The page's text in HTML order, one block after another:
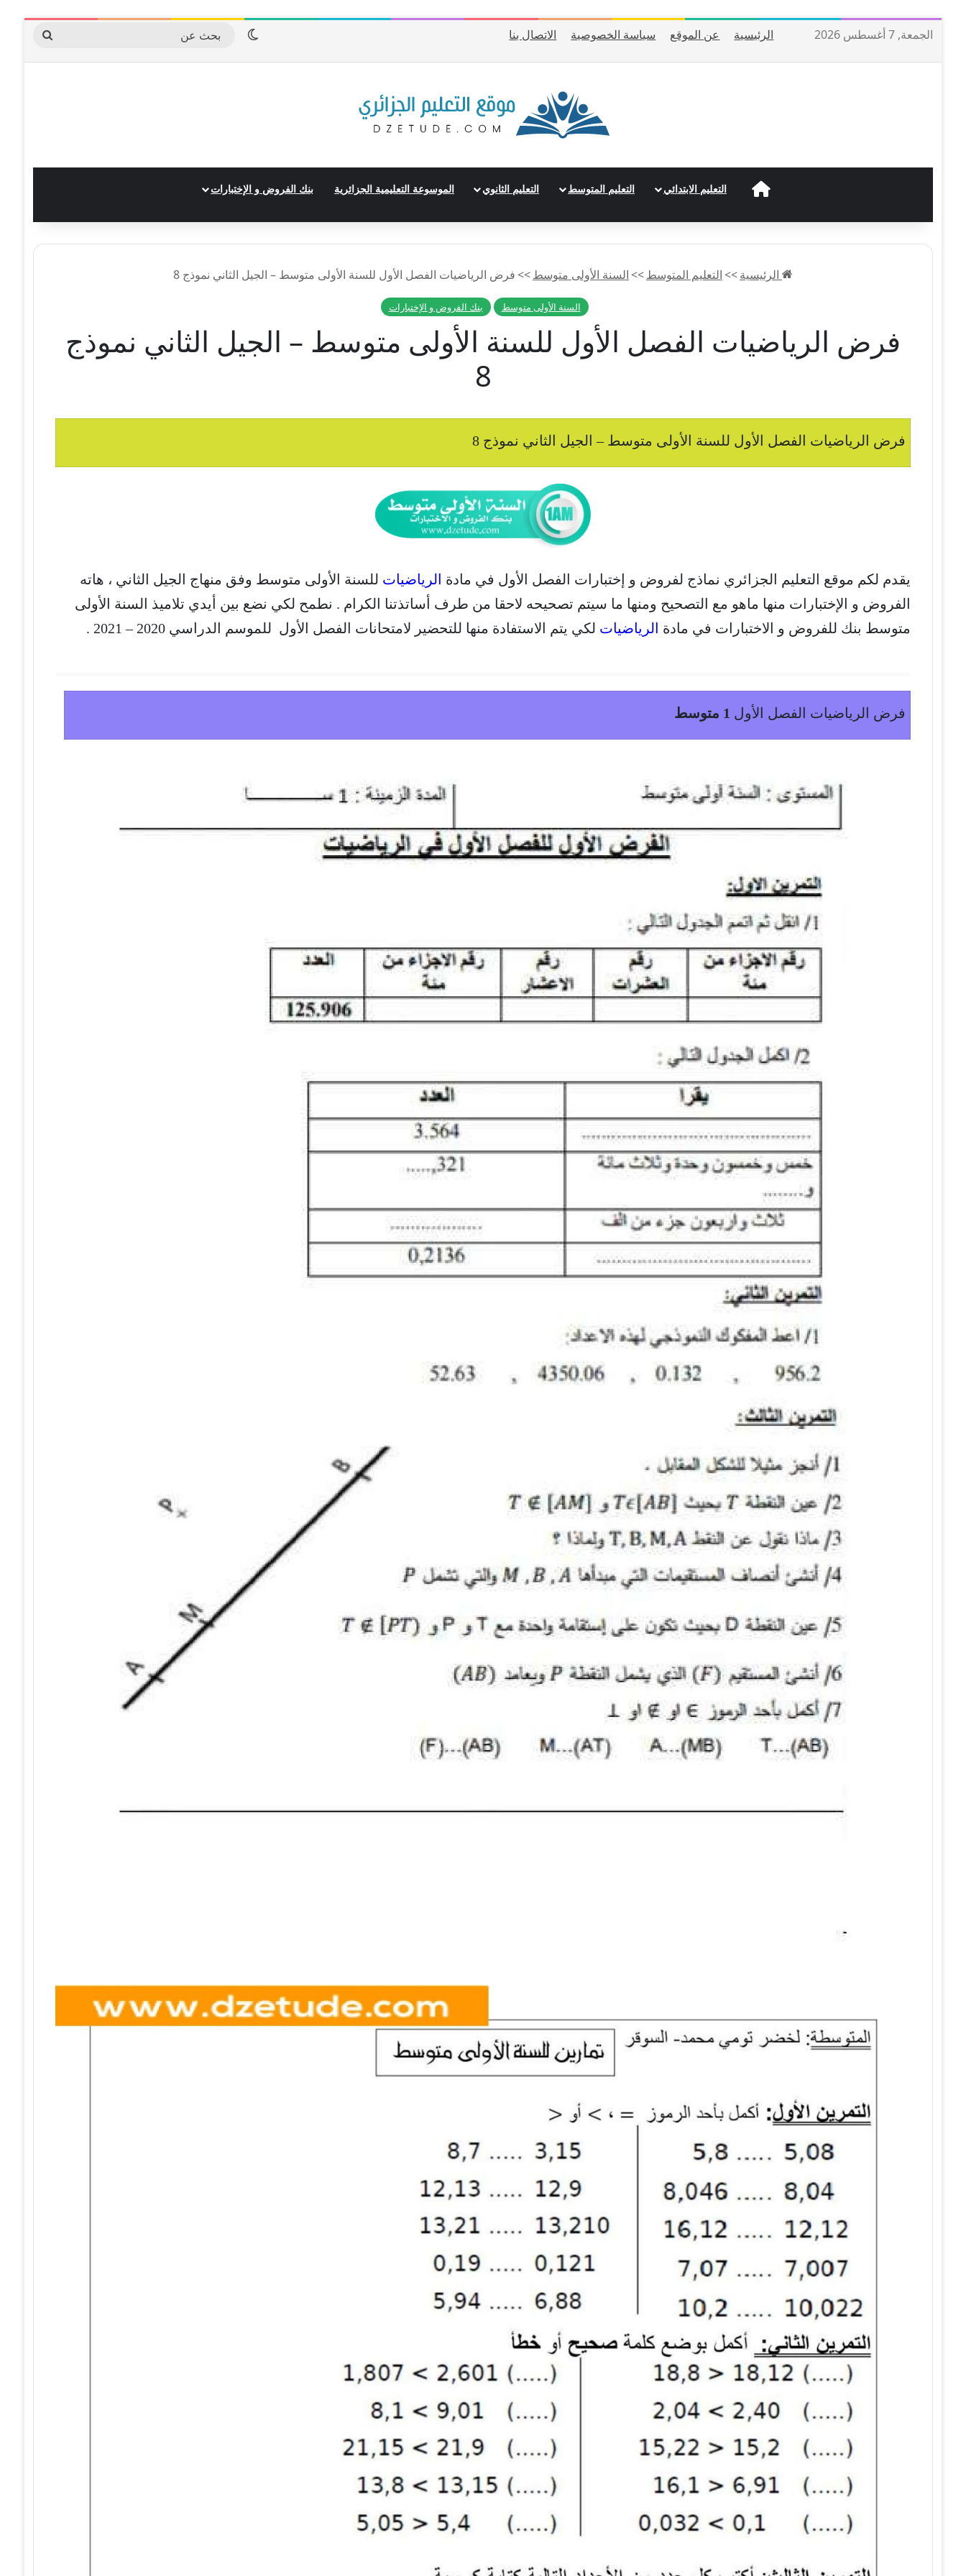
الجمعة, 7 أغسطس 2026 الرئيسية عن الموقع سياسة الخصوصية الاتصال بنا الوضع المظلم
بحث
عن
الرئيسيةالتعليم الابتدائي التعليم المتوسط التعليم الثانوي الموسوعة التعليمية الجزائرية بنك الفروض و الإختبارات
الرئيسية>>التعليم المتوسط>>السنة الأولى متوسط>>فرض الرياضيات الفصل الأول للسنة الأولى متوسط – الجيل الثاني نموذج 8
السنة الأولى متوسط بنك الفروض و الإختبارات
فرض الرياضيات الفصل الأول للسنة الأولى متوسط – الجيل الثاني نموذج
8
فرض الرياضيات الفصل الأول للسنة الأولى متوسط – الجيل الثاني نموذج 8
يقدم لكم موقع التعليم الجزائري نماذج لفروض و إختبارات الفصل الأول في مادة الرياضيات للسنة الأولى متوسط وفق منهاج الجيل الثاني ، هاته
الفروض و الإختبارات منها ماهو مع التصحيح ومنها ما سيتم تصحيحه لاحقا من طرف أساتذتنا الكرام . نطمح لكي نضع بين أيدي تلاميذ السنة الأولى
متوسط بنك للفروض و الاختبارات في مادة الرياضيات لكي يتم الاستفادة منها للتحضير لامتحانات الفصل الأول للموسم الدراسي 2020 – 2021 .
فرض الرياضيات الفصل الأول 1 متوسط